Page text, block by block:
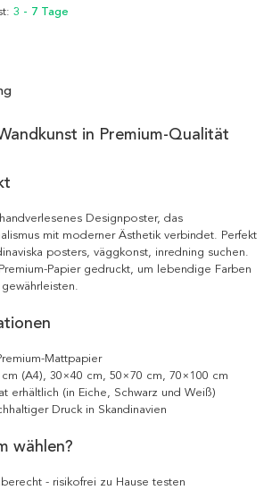
3 - 7 Tage
in Premium-Qualität
Designposter, das
mit moderner Ästhetik verbindet. Perfekt
posters, väggkonst, inredning suchen.
Papier gedruckt, um lebendige Farben
Mattpapier
(A4), 30×40 cm, 50×70 cm, 70×100 cm
erhältlich (in Eiche, Schwarz und Weiß)
Druck in Skandinavien
wählen?
- risikofrei zu Hause testen